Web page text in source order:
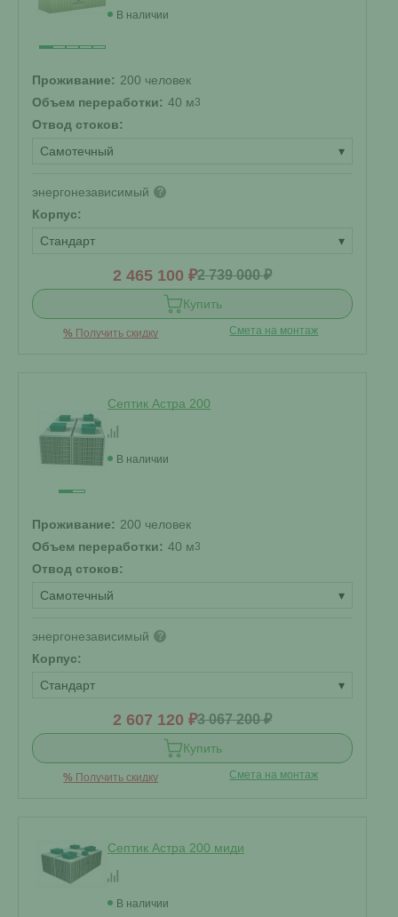
В наличии
Проживание: 200 человек
Объем переработки: 40 м3
Отвод стоков:
Самотечный
▾
энергонезависимый ?
Корпус:
Стандарт
▾
2 465 100 ₽2 739 000 ₽
Купить
% Получить скидку Смета на монтаж
Септик Астра 200
В наличии
Проживание: 200 человек
Объем переработки: 40 м3
Отвод стоков:
Самотечный
▾
энергонезависимый ?
Корпус:
Стандарт
▾
2 607 120 ₽3 067 200 ₽
Купить
% Получить скидку Смета на монтаж
Септик Астра 200 миди
В наличии